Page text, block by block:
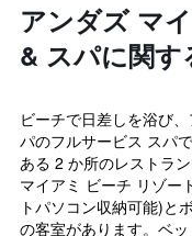
アンダズ マ
& スパに関す
ビーチで日差しを浴び
パのフルサービス スパ
ある 2 か所のレストラ
マイアミ ビーチ リゾー
トパソコン収納可能)と
の客室があります。ベ